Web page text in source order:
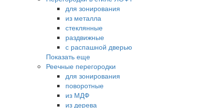
для зонирования
из металла
стеклянные
раздвижные
с распашной дверью
Показать еще
Реечные перегородки
для зонирования
поворотные
из МДФ
из дерева